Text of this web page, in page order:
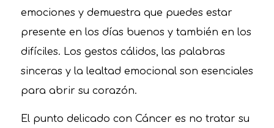
emociones y demuestra que puedes estar
presente en los días buenos y también en los
difíciles. Los gestos cálidos, las palabras
sinceras y la lealtad emocional son esenciales
para abrir su corazón.
El punto delicado con Cáncer es no tratar su